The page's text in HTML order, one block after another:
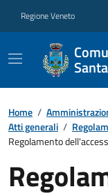
Regione Veneto
Home /
Atti generali /
Regolamento